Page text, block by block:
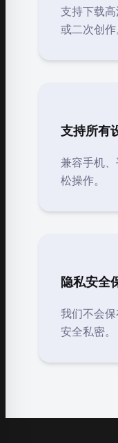
支持下载
或二次创作
支持所有
兼容手机
松操作。
隐私安全
我们不会
安全私密。